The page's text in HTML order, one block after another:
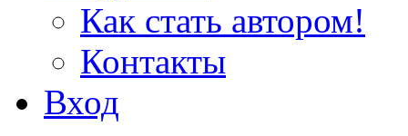
Как стать автором!
Контакты
Вход